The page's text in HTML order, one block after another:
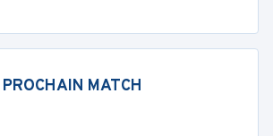
PROCHAIN MATCH